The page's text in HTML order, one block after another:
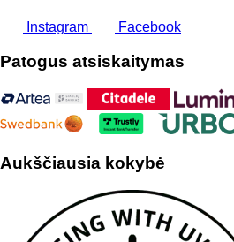
Instagram Facebook
Patogus atsiskaitymas
Aukščiausia kokybė